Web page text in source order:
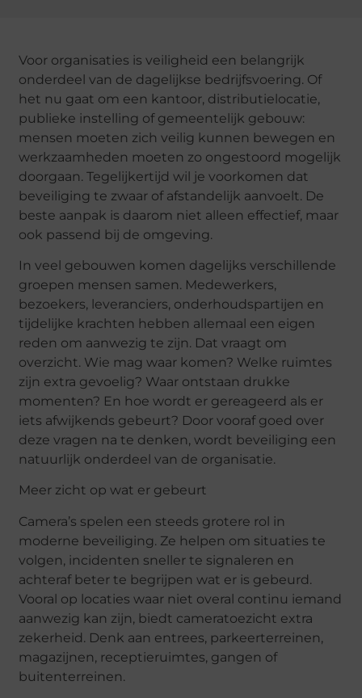
Voor organisaties is veiligheid een belangrijk
onderdeel van de dagelijkse bedrijfsvoering. Of
het nu gaat om een kantoor, distributielocatie,
publieke instelling of gemeentelijk gebouw:
mensen moeten zich veilig kunnen bewegen en
werkzaamheden moeten zo ongestoord mogelijk
doorgaan. Tegelijkertijd wil je voorkomen dat
beveiliging te zwaar of afstandelijk aanvoelt. De
beste aanpak is daarom niet alleen effectief, maar
ook passend bij de omgeving.
In veel gebouwen komen dagelijks verschillende
groepen mensen samen. Medewerkers,
bezoekers, leveranciers, onderhoudspartijen en
tijdelijke krachten hebben allemaal een eigen
reden om aanwezig te zijn. Dat vraagt om
overzicht. Wie mag waar komen? Welke ruimtes
zijn extra gevoelig? Waar ontstaan drukke
momenten? En hoe wordt er gereageerd als er
iets afwijkends gebeurt? Door vooraf goed over
deze vragen na te denken, wordt beveiliging een
natuurlijk onderdeel van de organisatie.
Meer zicht op wat er gebeurt
Camera’s spelen een steeds grotere rol in
moderne beveiliging. Ze helpen om situaties te
volgen, incidenten sneller te signaleren en
achteraf beter te begrijpen wat er is gebeurd.
Vooral op locaties waar niet overal continu iemand
aanwezig kan zijn, biedt cameratoezicht extra
zekerheid. Denk aan entrees, parkeerterreinen,
magazijnen, receptieruimtes, gangen of
buitenterreinen.